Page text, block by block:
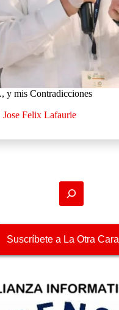
y mis Contradicciones
Jose Felix Lafaurie
Suscríbete a La Otra Cara